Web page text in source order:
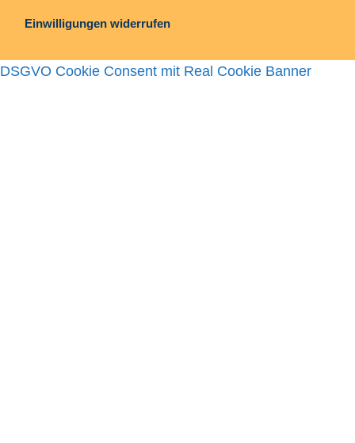
Einwilligungen widerrufen
DSGVO Cookie Consent mit Real Cookie Banner